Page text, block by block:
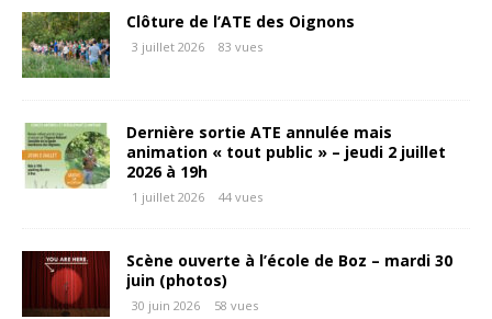
Clôture de l’ATE des Oignons
3 juillet 2026 83 vues
Dernière sortie ATE annulée mais
animation « tout public » – jeudi 2 juillet
2026 à 19h
1 juillet 2026 44 vues
Scène ouverte à l’école de Boz – mardi 30
juin (photos)
30 juin 2026 58 vues